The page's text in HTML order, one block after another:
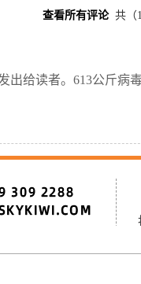
查看所有评论共（1
出给读者。613公斤病